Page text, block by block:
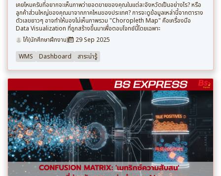
เคยไหมครับที่อยากจะเห็นภาพว่ายอดขายของคุณในแต่ละจังหวัดเป็นอย่างไร? หรือ
ลูกค้าส่วนใหญ่ของคุณมาจากภาคไหนของประเทศ? การจะดูข้อมูลเหล่านี้จากตาราง
ตัวเลขยาวๆ อาจทำให้มองไม่เห็นภาพรวม "Choropleth Map" คือเครื่องมือ
Data Visualization ที่ถูกสร้างขึ้นมาเพื่อตอบโจทย์นี้โดยเฉพาะ
โก้(นักศึกษาฝึกงาน)
29 Sep 2025
WMS
Dashboard สาระน่ารู้